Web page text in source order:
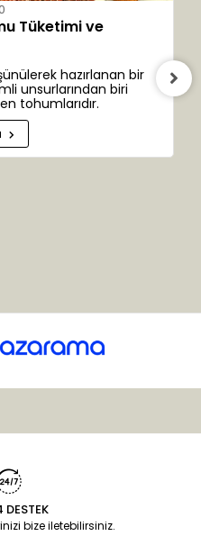
Tüketimi ve
hazırlanan bir
unsurlarından biri
tohumlarıdır.
bize iletebilirsiniz.